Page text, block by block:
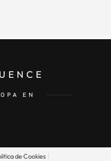
EN
de Cookies